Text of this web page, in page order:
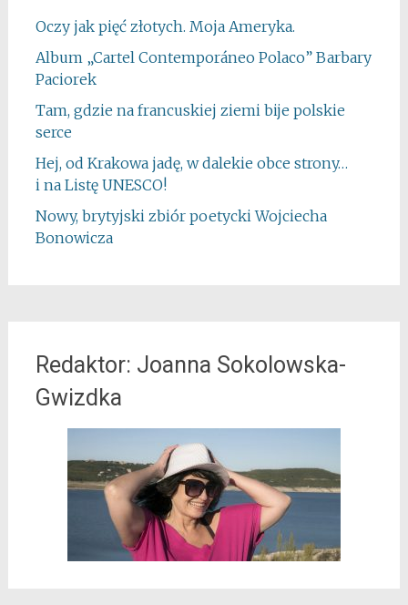
Oczy jak pięć złotych. Moja Ameryka.
Album „Cartel Contemporáneo Polaco” Barbary
Paciorek
Tam, gdzie na francuskiej ziemi bije polskie
serce
Hej, od Krakowa jadę, w dalekie obce strony…
i na Listę UNESCO!
Nowy, brytyjski zbiór poetycki Wojciecha
Bonowicza
Redaktor: Joanna Sokolowska-
Gwizdka